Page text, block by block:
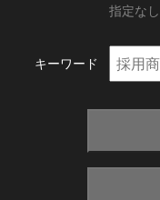
指定なし
キーワード